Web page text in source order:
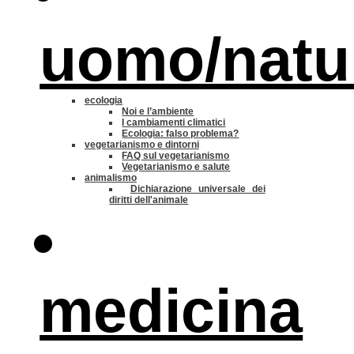
uomo/
ecologia
Noi e l’ambiente
I cambiamenti climatici
Ecologia: falso problema?
vegetarianismo e dintorni
FAQ sul vegetarianismo
Vegetarianismo e salute
animalismo
Dichiarazione universale dei
diritti dell'animale
medicina